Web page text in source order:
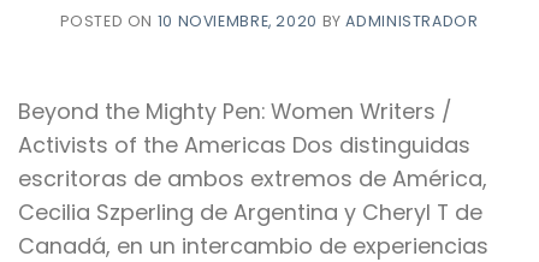
POSTED ON 10 NOVIEMBRE, 2020 BYADMINISTRADOR
Beyond the Mighty Pen: Women Writers /
Activists of the Americas Dos distinguidas
escritoras de ambos extremos de América,
Cecilia Szperling de Argentina y Cheryl T de
Canadá, en un intercambio de experiencias